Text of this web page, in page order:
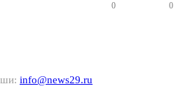
0 0
info@news29.ru